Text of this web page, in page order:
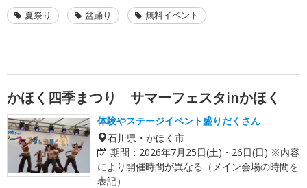
夏祭り 盆踊り 無料イベント
かほく四季まつり サマーフェスタinかほく
体験やステージイベント盛りだくさん
石川県・かほく市
期間： 2026年7月25日(土)・26日(日) ※内容
により開催時間が異なる（メイン会場の時間を
表記）